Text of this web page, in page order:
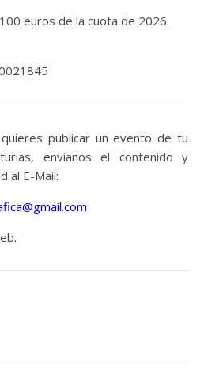
euros de la cuota de 2026.
publicar un evento de tu
envianos el contenido y
al E-Mail: